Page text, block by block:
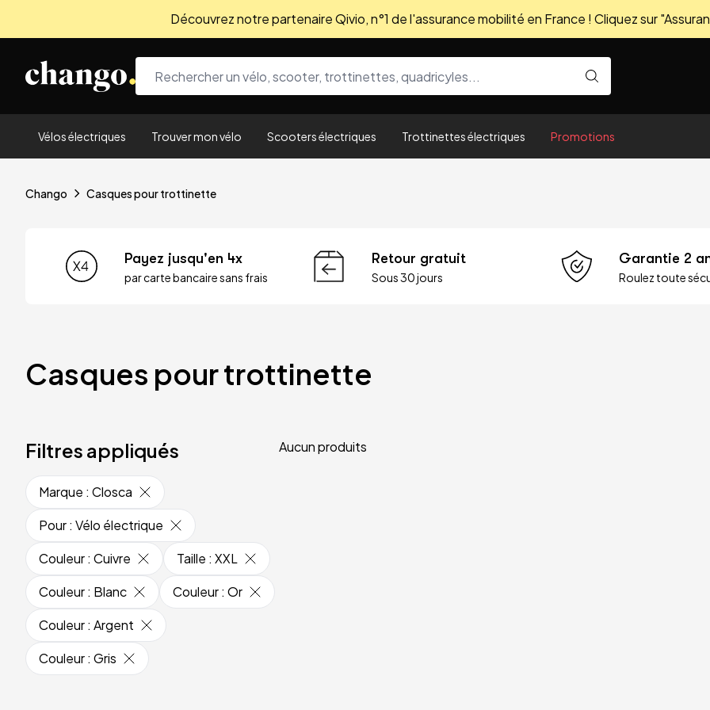
Découvrez notre partenaire Qivio, n°1 de l'assurance mobilité en France ! Cliquez sur
Vélos électriques Trouver mon vélo Scooters électriques Trottinettes électriques Promotions
Chango Casques pour trottinette
Payez jusqu'en 4x
par carte bancaire sans frais
Retour gratuit
Sous 30 jours
Garantie 2
Roulez toute
Casques pour trottinette
Filtres appliqués
Marque : Closca
Pour: Vélo électrique
Couleur: Cuivre Taille : XXL
Couleur: Blanc Couleur: Or
Couleur: Argent
Couleur: Gris
Aucun produits